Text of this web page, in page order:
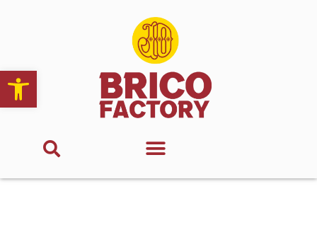
Abrir barra de herramientas